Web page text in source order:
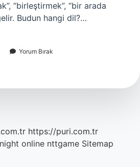
“birleştirmek”, “bir arada
Budun hangi dil?…
Yorum Bırak
https://puri.com.tr
online nttgame Sitemap